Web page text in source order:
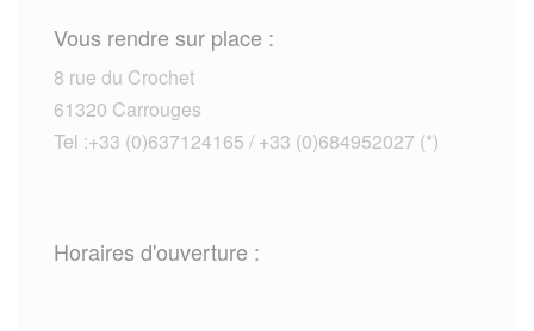
Vous rendre sur place :
8 rue du Crochet
61320 Carrouges
Tel :+33 (0)637124165 / +33 (0)684952027 (*)
Horaires d'ouverture :